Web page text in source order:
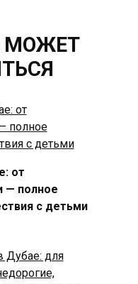
МОЖЕТ
от
— полное
с детьми